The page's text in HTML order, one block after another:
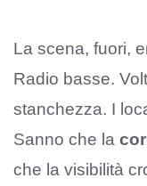
La scena, fuori,
Radio basse.
stanchezza. I
Sanno che la
che la visibilità